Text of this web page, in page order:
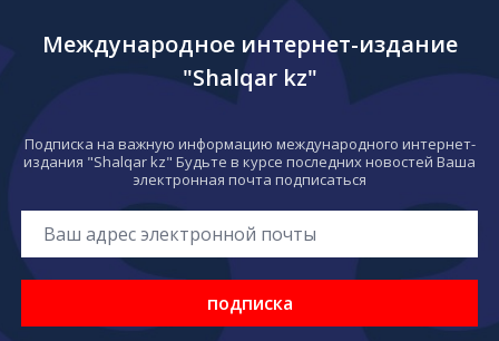
Международное интернет-издание
"Shalqar kz"
Подписка на важную информацию международного интернет-
издания "Shalqar kz" Будьте в курсе последних новостей Ваша
электронная почта подписаться
подписка